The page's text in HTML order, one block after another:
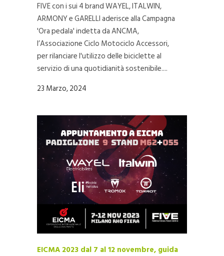
FIVE con i sui 4 brand WAYEL, ITALWIN,
ARMONY e GARELLI aderisce alla Campagna
'Ora pedala' indetta da ANCMA,
l’Associazione Ciclo Motociclo Accessori,
per rilanciare l'utilizzo delle biciclette al
servizio di una quotidianità sostenibile....
23 Marzo, 2024
EICMA 2023 dal 7 al 12 novembre, guida